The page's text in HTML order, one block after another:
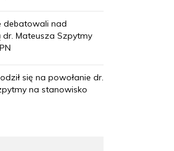
debatowali nad
Mateusza Szpytmy
się na powołanie dr.
na stanowisko